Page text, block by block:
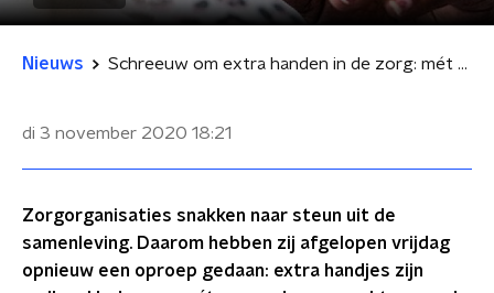
Nieuws Schreeuw om extra handen in de zorg: mét en zonder zorgachtergrond
di 3 november 2020 18:21
Zorgorganisaties snakken naar steun uit de
samenleving. Daarom hebben zij afgelopen vrijdag
opnieuw een oproep gedaan: extra handjes zijn